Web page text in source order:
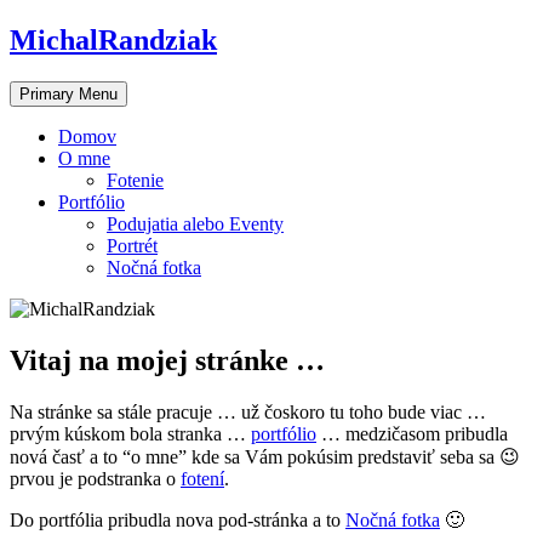
Skip
to
content
MichalRandziak
Primary Menu
Domov
O mne
Fotenie
Portfólio
Podujatia alebo Eventy
Portrét
Nočná fotka
Vitaj na mojej stránke …
Na stránke sa stále pracuje … už čoskoro tu toho bude viac …
prvým kúskom bola stranka … portfólio … medzičasom pribudla
nová časť a to “o mne” kde sa Vám pokúsim predstaviť seba sa 😉
prvou je podstranka o fotení.
Do portfólia pribudla nova pod-stránka a to Nočná fotka 🙂